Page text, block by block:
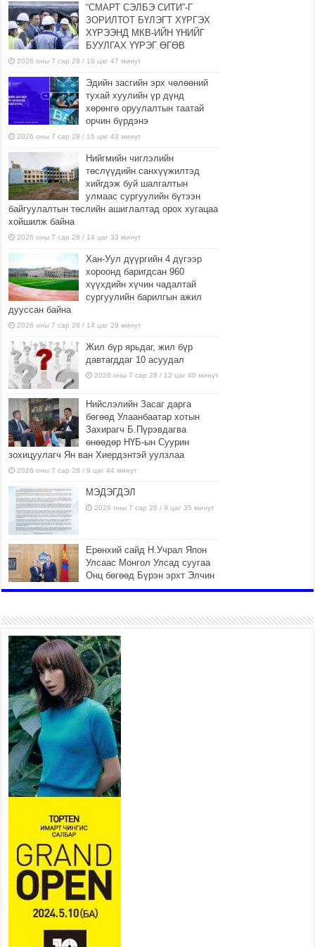
“СМАРТ СЭЛБЭ СИТИ”-Г
ЗОРИЛТОТ БҮЛЭГТ ХҮРГЭХ
ХҮРЭЭНД МКВ-ИЙН ҮНИЙГ
БУУЛГАХ ҮҮРЭГ ӨГӨВ
2026 оны 7 сар 28 / 16 цаг 47 минут
Эдийн засгийн эрх чөлөөний
тухай хуулийн үр дүнд
хөрөнгө оруулалтын таатай
орчин бүрдэнэ
2026 оны 7 сар 28 / 16 цаг 43 минут
Нийгмийн чиглэлийн
төслүүдийн санхүүжилтэд
хийгдэж буй шалгалтын
улмаас сургуулийн бүтээн
байгуулалтын төслийн ашиглалтад орох хугацаа
хойшилж байна
2026 оны 7 сар 28 / 14 цаг 33 минут
Хан-Уул дүүргийн 4 дүгээр
хороонд баригдсан 960
хүүхдийн хүчин чадалтай
сургуулийн барилгын ажил
дууссан байна
2026 оны 7 сар 28 / 14 цаг 29 минут
Жил бүр ярьдаг, жил бүр
давтагддаг 10 асуудал
2026 оны 7 сар 28 / 12 цаг 40 минут
Нийслэлийн Засаг дарга
бөгөөд Улаанбаатар хотын
Захирагч Б.Пүрэвдагва
өнөөдөр НҮБ-ын Суурин
зохицуулагч Ян ван Хиердэнтэй уулзлаа
2026 оны 7 сар 28 / 9 цаг 44 минут
МЭДЭГДЭЛ
2026 оны 7 сар 28 / 9 цаг 35 минут
Ерөнхий сайд Н.Учрал Япон
Улсаас Монгол Улсад суугаа
Онц бөгөөд Бүрэн эрхт Элчин
сайд Игавахара Масарүг
2026 оны 7 сар 27 / 16 цаг 26 минут
Орон нутагт санхүүгийн эрх
мэдлийг олгож, Иргэдийн
төлөөлөгчдийн хурал хяналт
тавьдаг байх эрх зүйн орчныг
бүрдүүлнэ
2026 оны 7 сар 27 / 16 цаг 22 минут
Байгаль орчин, хүнс, хөдөө аж
ахуйн байнгын хороо 37
асуудлыг хэлэлцэн, 14 хууль,
6 тогтоол батлуулжээ
2026 оны 7 сар 27 / 16 цаг 16 минут
Сөүлийн гудамж амралтын
боллоо
2026 оны 7 сар 27 / 11 цаг 58 минут
Дамбадаржаа дулааны станцад 10 дугаар сард
тохируулга хийж, энэ онд ашиглалтад оруулна
2026 оны 7 сар 27 / 11 цаг 43 минут
Нийслэлийн 5000 өрхийг хийн түлшний
хэрэглээнд бүрэн шилжүүллээ
2026 оны 7 сар 27 / 11 цаг 37 минут